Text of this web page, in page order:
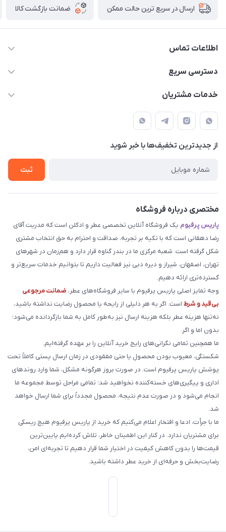
ارسال در سریع ترین حالت ممکن ضمانت بازگشت کالا
اطلاعات تماس
09387538030
دهقانی
دسترسی سریع
حساب کاربری
لیست محصولات
درباره ما
خدمات مشتریان
قوانین و مقررات
حریم خصوصی
راهنما
از جدید‌ترین تخفیف‌ها با‌ خبر شوید
ثبت
مختصری درباره فروشگاه
پاریس پرفیوم یک فروشگاه آنلاین تخصصی عطر و ادکلن است که مدریت آقای
رضا دهقانی است که با تکیه بر تجربه، صداقت و احترام به حق انتخاب مشتری
شکل گرفته است. شعبه مرکزی ما در بندر گناوه قرار دارد و هم‌زمان در شهرهای
تهران، اصفهان، شیراز و دیره دبی نیز فعالیت داریم تا بتوانیم خدمات سریع‌تر و
گسترده‌تری ارائه دهیم.
وجه تمایز اصلی پاریس پرفیوم با سایر فروشگاه‌های عطر، ضمانت مرجوعی
بی‌قید و شرط است. اگر به هر دلیلی از رایحه یا محصول رضایت نداشته باشید،
نه‌تنها هزینه عطر بلکه هزینه ارسال نیز به‌طور کامل به شما بازگردانده می‌شود؛
بدون اما و اگر.
ما همچنین تمامی نگرانی‌های رایج خرید آنلاین را بر عهده گرفته‌ایم.
شکستگی، معیوب بودن محصول یا حتی مفقودی در زمان ارسال پستی کاملاً تحت
پوشش پاریس پرفیوم است. در صورت بروز هرگونه مشکل، شما وارد روندهای
اداری و پیگیری‌های خسته‌کننده نخواهید شد؛ تمامی مراحل توسط مجموعه ما
انجام می‌شود و در صورت عدم نتیجه، محصول مجدداً برای شما ارسال خواهد
شد.
ما با جرأت، ادعا و افتخار اعلام می‌کنیم که خرید از پاریس پرفیوم هیچ ریسکی
برای مشتریان ندارد. در کنار این اطمینان خاطر، تلاش کرده‌ایم پایین‌ترین
قیمت‌ها را بدون کاهش کیفیت در اختیار شما قرار دهیم تا تجربه‌ای امن،
رضایت‌بخش و حرفه‌ای از خرید عطر داشته باشید.